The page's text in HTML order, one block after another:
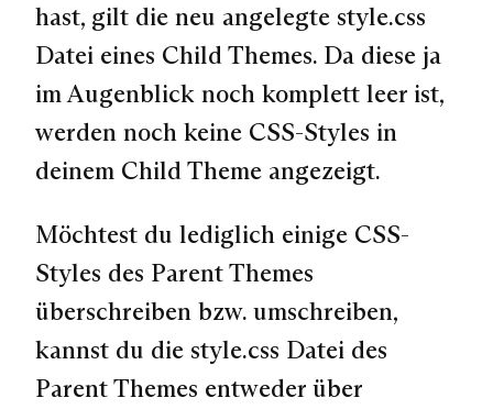
hast, gilt die neu angelegte style.css
Datei eines Child Themes. Da diese ja
im Augenblick noch komplett leer ist,
werden noch keine CSS-Styles in
deinem Child Theme angezeigt.
Möchtest du lediglich einige CSS-
Styles des Parent Themes
überschreiben bzw. umschreiben,
kannst du die style.css Datei des
Parent Themes entweder über